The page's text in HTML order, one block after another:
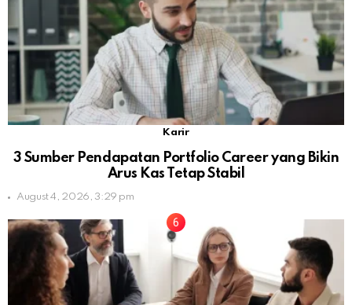
Karir
3 Sumber Pendapatan Portfolio Career yang Bikin
Arus Kas Tetap Stabil
August 4, 2026, 3:29 pm